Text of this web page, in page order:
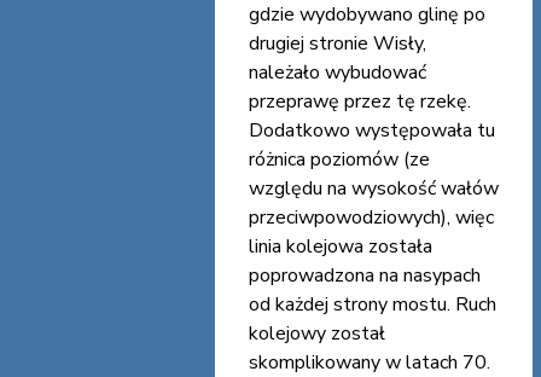
gdzie wydobywano glinę po
drugiej stronie Wisły,
należało wybudować
przeprawę przez tę rzekę.
Dodatkowo występowała tu
różnica poziomów (ze
względu na wysokość wałów
przeciwpowodziowych), więc
linia kolejowa została
poprowadzona na nasypach
od każdej strony mostu. Ruch
kolejowy został
skomplikowany w latach 70.